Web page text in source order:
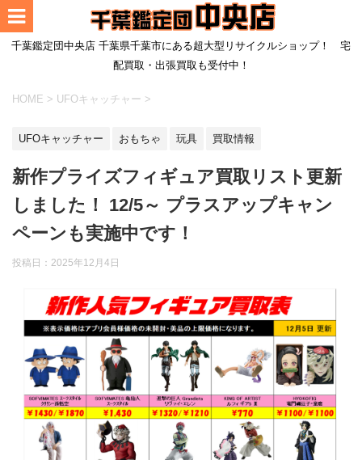
千葉鑑定団中央店 千葉県千葉市にある超大型リサイクルショップ！ 宅
配買取・出張買取も受付中！
HOME > UFOキャッチャー >
UFOキャッチャー おもちゃ 玩具 買取情報
新作プライズフィギュア買取リスト更新
しました！ 12/5～ プラスアップキャン
ペーンも実施中です！
投稿日： 2025年12月4日